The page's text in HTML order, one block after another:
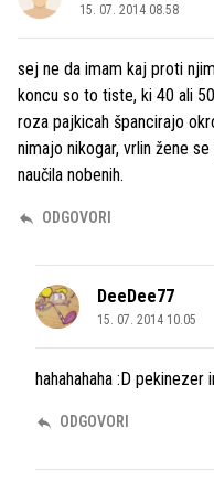
15. 07. 2014 08.58
sej ne da imam kaj proti
koncu so to tiste, ki 40 ali
roza pajkicah špancirajo
nimajo nikogar, vrlin žene
naučila nobenih.
ODGOVORI
DeeDee77
15. 07. 2014 10.05
hahahahaha :D
ODGOVORI